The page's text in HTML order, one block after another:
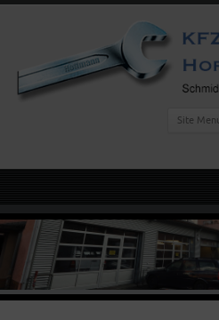
Site Menu